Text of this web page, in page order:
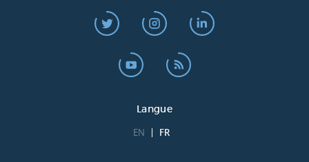
Langue
EN FR